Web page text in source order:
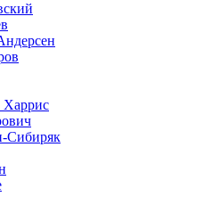
Харрис
Сибиряк